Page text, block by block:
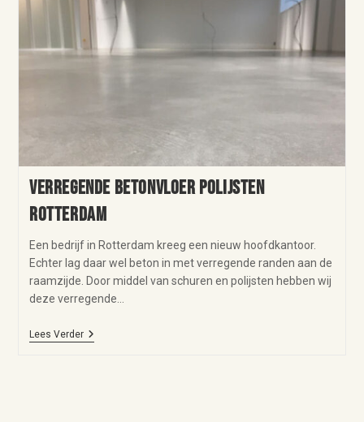
Verregende betonvloer polijsten
Rotterdam
Een bedrijf in Rotterdam kreeg een nieuw hoofdkantoor.
Echter lag daar wel beton in met verregende randen aan de
raamzijde. Door middel van schuren en polijsten hebben wij
deze verregende…
Lees Verder